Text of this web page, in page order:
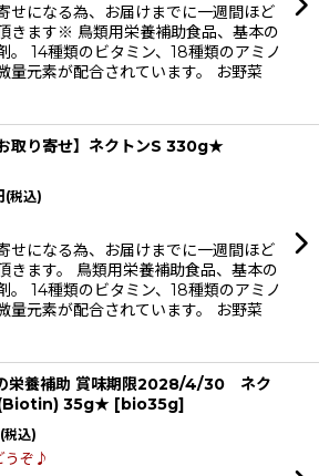
せになる為、お届けまでに一週間ほど
きます※ 鳥類用栄養補助食品、基本の
。 14種類のビタミン、18種類のアミノ
量元素が配合されています。 お野菜
お取り寄せ】ネクトンS 330g★
(税込)
せになる為、お届けまでに一週間ほど
きます。 鳥類用栄養補助食品、基本の
。 14種類のビタミン、18種類のアミノ
量元素が配合されています。 お野菜
栄養補助 賞味期限2028/4/30 ネク
(Biotin) 35g★ [bio35g]
(税込)
うぞ♪